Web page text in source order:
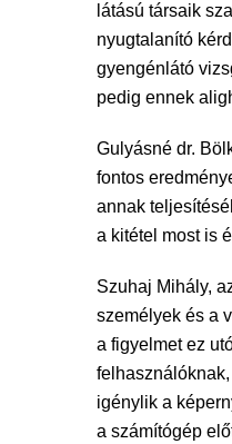
látású társaik
nyugtalanító
gyengénlátó
pedig ennek
Gulyásné dr.
fontos
annak
a kitétel most is
Szuhaj Mihály,
személyek és a
a figyelmet ez
igénylik a
a számítógép